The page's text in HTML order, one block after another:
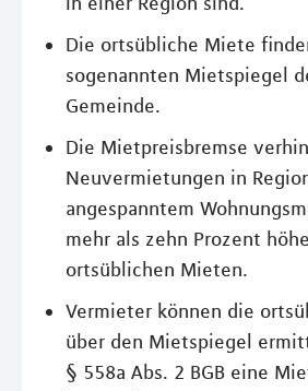
Die ortsübliche Miete
sogenannten Mietspiegel
Gemeinde.
Die Mietpreisbremse
Neuvermietungen in
angespanntem
mehr als zehn Prozent
ortsüblichen Mieten.
Vermieter können die
über den Mietspiegel
§ 558a Abs. 2 BGB eine